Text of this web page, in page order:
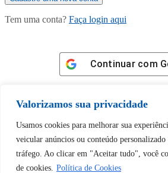
Valorizamos sua privacidade
Usamos cookies para melhorar sua
veicular anúncios ou conteúdo personalizado
tráfego. Ao clicar em "Aceitar tudo", você
de cookies. Política de Cookies
Tem uma conta? Faça login aqui
Continuar com
Tem certeza de
desbloquear esta